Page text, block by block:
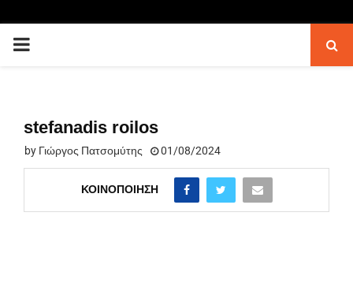
PRIMARY
stefanadis roilos
by Γιώργος Πατσομύτης 01/08/2024
ΚΟΙΝΟΠΟΊΗΣΗ